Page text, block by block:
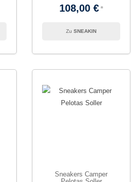
108,00 €
SNEAKIN
Sneakers Camper